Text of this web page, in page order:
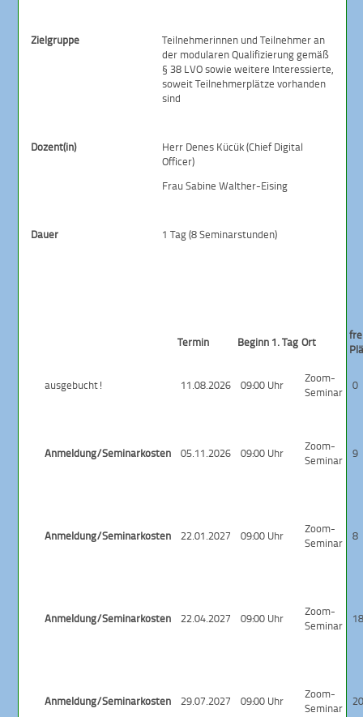
Zielgruppe
Teilnehmerinnen und Teilnehmer an
der modularen Qualifizierung gemäß
§ 38 LVO sowie weitere Interessierte,
soweit Teilnehmerplätze vorhanden
sind
Dozent(in)
Herr Denes Kücük (Chief Digital
Officer)
Frau Sabine Walther-Eising
Dauer 1 Tag (8 Seminarstunden)
Termin Beginn 1. Tag Ort
ausgebucht! 11.08.2026 09:00 Uhr
Zoom-
Seminar
0
Anmeldung/Seminarkosten 05.11.2026 09:00 Uhr
Zoom-
Seminar
9
Anmeldung/Seminarkosten 22.01.2027 09:00 Uhr
Zoom-
Seminar
8
Anmeldung/Seminarkosten 22.04.2027 09:00 Uhr
Zoom-
Seminar
Anmeldung/Seminarkosten 29.07.2027 09:00 Uhr
Zoom-
Seminar